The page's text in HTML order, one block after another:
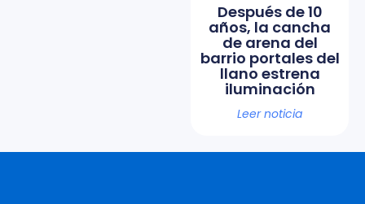
Después de 10
años, la cancha
de arena del
barrio portales del
llano estrena
iluminación
Leer noticia